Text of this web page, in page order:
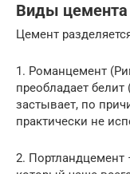
Виды цемента
Цемент
1. Романцемент
преобладает
застывает, по
практически не
2.